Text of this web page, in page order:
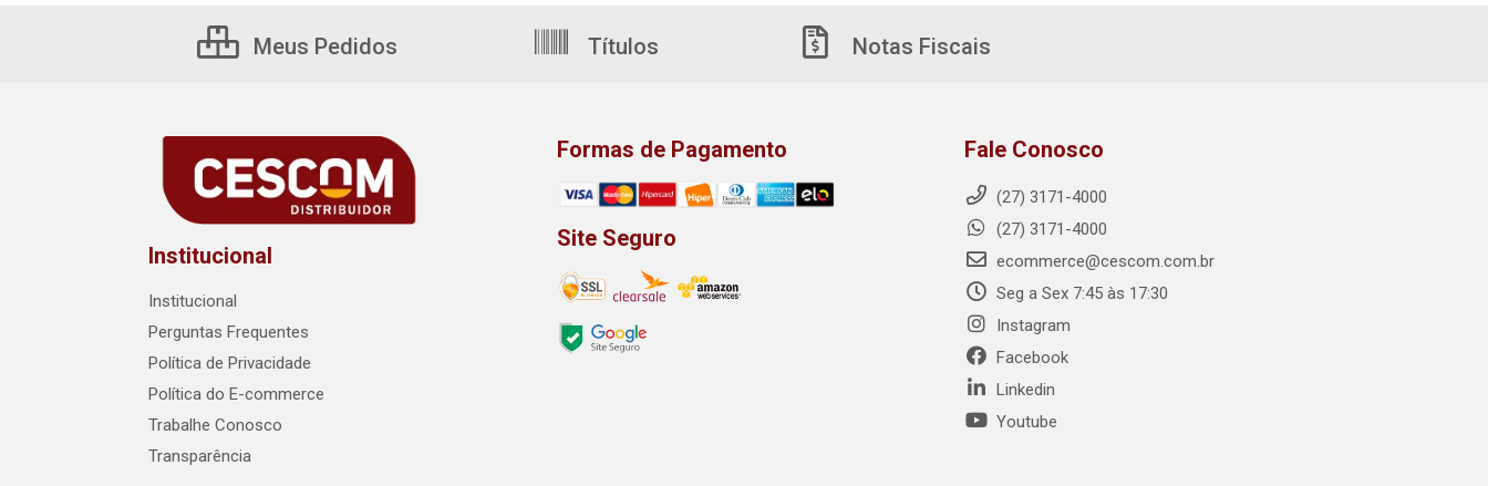
Meus Pedidos Títulos Notas Fiscais
Institucional
Institucional
Perguntas Frequentes
Política de Privacidade
Política do E-commerce
Trabalhe Conosco
Transparência
Formas de Pagamento
Site Seguro
Fale Conosco
(27) 3171-4000
(27) 3171-4000
ecommerce@cescom.com.br
Seg a Sex 7:45 às 17:30
Instagram
Facebook
Linkedin
Youtube